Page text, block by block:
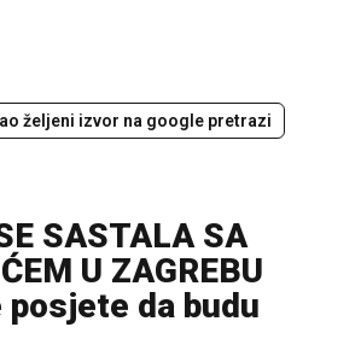
željeni izvor na google pretrazi
SASTALA SA
U ZAGREBU
posjete da budu